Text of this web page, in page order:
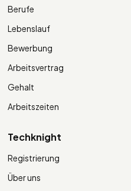
Berufe
Lebenslauf
Bewerbung
Arbeitsvertrag
Gehalt
Arbeitszeiten
Techknight
Registrierung
Über uns